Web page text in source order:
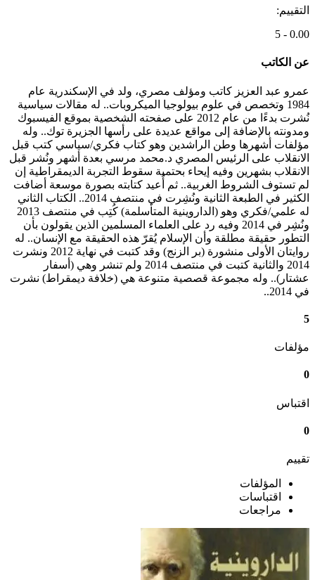
التقييم:
0.00 - 5
عن الكاتب
عمرو عبد العزيز كاتب ومؤلف مصري، ولد في الإسكندرية عام
1984 وتخصص في علوم بيولوجيا الميكروبات.. له مقالات سياسية
نُشرت بدءًا من عام 2012 على صفحته الشخصية بموقع الفيسبوك
ومدونته بالإضافة إلى مواقع عديدة على رأسها الجزيرة توك.. وله
مؤلفات أشهرها وطن الراشدين وهو كتاب فكري/سياسي كتب قبل
الانقلاب على الرئيس المصري د.محمد مرسي بعدة أشهر ونُشر قبل
الانقلاب بشهرين وفيه إيحاء بحتمية سقوط التجربة الديمقراطية إن
لم تستوف الشروط الغربية.. ثم أُعيد كتابته بصورة موسعة أضافت
الكثير في الطبعة الثانية ونُشِرت في منتصف 2014.. الكتاب الثاني
له علمي/فكري وهو (الداروينية المتأسلمة) كُتِب في منتصف 2013
ونُشِر في 2014 وفيه رد على العلماء المسلمين الذين يقولون بأن
التطور حقيقة مطلقة وأن الإسلام يُقرّ هذه الحقيقة مع الإنسان.. له
روايتان الأولى منشورة (بر الزنج) وقد كتبت في نهاية 2012 ونشرت
2014 والثانية كتبت في منتصف 2014 ولم تنشر وهي (أسفار
عشتار).. وله مجموعة قصصية متنوعة هي (خلافة ديمقراط) نشرت
في 2014..
5
مؤلفات
0
اقتباس
0
تقييم
المؤلفات
اقتباسات
مراجعات